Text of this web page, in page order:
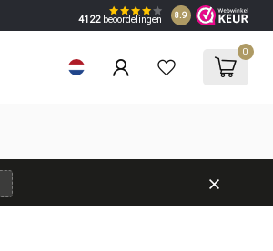
4122beoordelingen 8.9
0